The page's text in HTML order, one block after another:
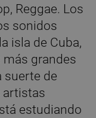
Reggae. Los
sonidos
isla de Cuba,
grandes
suerte de
artistas
estudiando